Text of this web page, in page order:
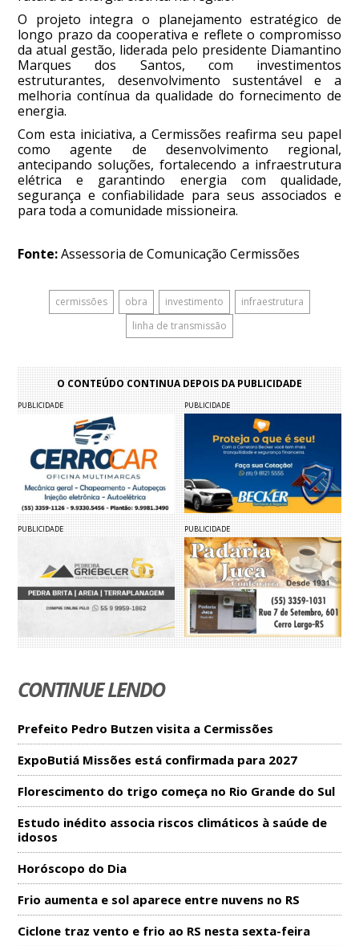
O projeto integra o planejamento estratégico de
longo prazo da cooperativa e reflete o compromisso
da atual gestão, liderada pelo presidente Diamantino
Marques dos Santos, com investimentos
estruturantes, desenvolvimento sustentável e a
melhoria contínua da qualidade do fornecimento de
energia.
Com esta iniciativa, a Cermissões reafirma seu papel
como agente de desenvolvimento regional,
antecipando soluções, fortalecendo a infraestrutura
elétrica e garantindo energia com qualidade,
segurança e confiabilidade para seus associados e
para toda a comunidade missioneira.
Fonte:Assessoria de Comunicação Cermissões
cermissões obra investimento
infraestrutura
linha de transmissão
O CONTEÚDO CONTINUA DEPOIS DA PUBLICIDADE
PUBLICIDADE PUBLICIDADE
PUBLICIDADE PUBLICIDADE
CONTINUE LENDO
Prefeito Pedro Butzen visita a Cermissões
ExpoButiá Missões está confirmada para 2027
Florescimento do trigo começa no Rio Grande do Sul
Estudo inédito associa riscos climáticos à saúde de
idosos
Horóscopo do Dia
Frio aumenta e sol aparece entre nuvens no RS
Ciclone traz vento e frio ao RS nesta sexta-feira